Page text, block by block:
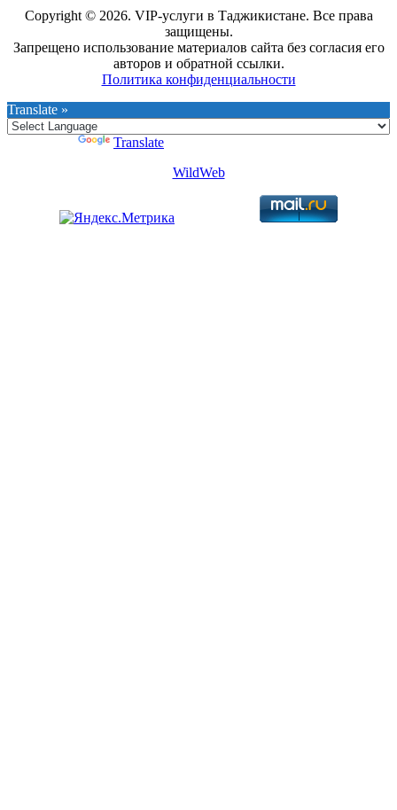
Copyright © 2026. VIP-услуги в Таджикистане. Все права
защищены.
Запрещено использование материалов сайта без согласия его
авторов и обратной ссылки.
Политика конфиденциальности
Translate »
Translate
WildWeb